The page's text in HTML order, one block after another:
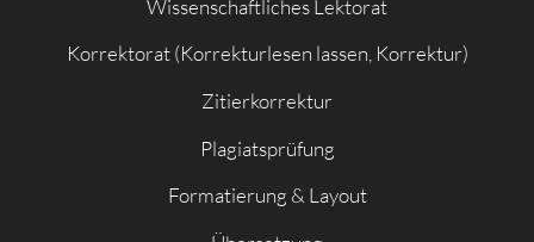
Wissenschaftliches Lektorat
Korrektorat (Korrekturlesen lassen, Korrektur)
Zitierkorrektur
Plagiatsprüfung
Formatierung & Layout